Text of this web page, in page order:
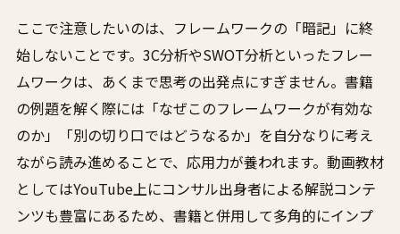
ここで注意したいのは、フレームワークの「暗記」に終
始しないことです。3C分析やSWOT分析といったフレー
ムワークは、あくまで思考の出発点にすぎません。書籍
の例題を解く際には「なぜこのフレームワークが有効な
のか」「別の切り口ではどうなるか」を自分なりに考え
ながら読み進めることで、応用力が養われます。動画教材
としてはYouTube上にコンサル出身者による解説コンテ
ンツも豊富にあるため、書籍と併用して多角的にインプ